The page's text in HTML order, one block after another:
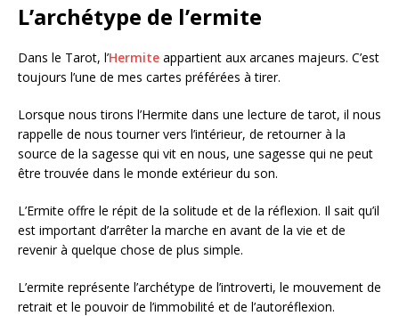
L’archétype de l’ermite
Dans le Tarot, l’Hermite appartient aux arcanes majeurs. C’est
toujours l’une de mes cartes préférées à tirer.
Lorsque nous tirons l’Hermite dans une lecture de tarot, il nous
rappelle de nous tourner vers l’intérieur, de retourner à la
source de la sagesse qui vit en nous, une sagesse qui ne peut
être trouvée dans le monde extérieur du son.
L’Ermite offre le répit de la solitude et de la réflexion. Il sait qu’il
est important d’arrêter la marche en avant de la vie et de
revenir à quelque chose de plus simple.
L’ermite représente l’archétype de l’introverti, le mouvement de
retrait et le pouvoir de l’immobilité et de l’autoréflexion.